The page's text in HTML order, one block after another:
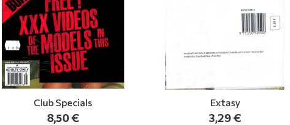
Extasy
3,29 €
40+ USA
10,50 €